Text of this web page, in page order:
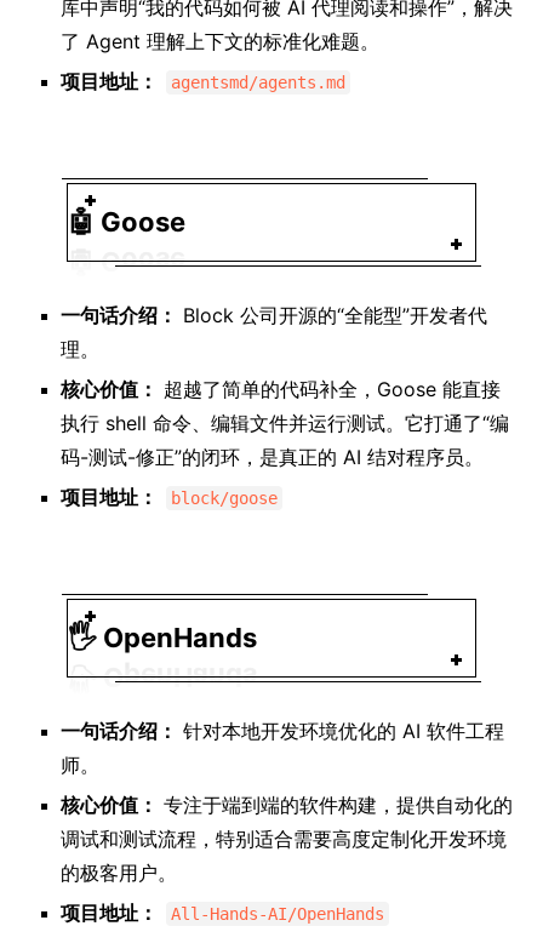
库中声明“我的代码如何被 AI 代理阅读和操作”，解决
了 Agent 理解上下文的标准化难题。
项目地址：
agentsmd/agents.md
🤖 Goose
一句话介绍： Block 公司开源的“全能型”开发者代
理。
核心价值： 超越了简单的代码补全，Goose 能直接
执行 shell 命令、编辑文件并运行测试。它打通了“编
码-测试-修正”的闭环，是真正的 AI 结对程序员。
项目地址：
block/goose
🖐️ OpenHands
一句话介绍： 针对本地开发环境优化的 AI 软件工程
师。
核心价值： 专注于端到端的软件构建，提供自动化的
调试和测试流程，特别适合需要高度定制化开发环境
的极客用户。
项目地址：
All-Hands-AI/OpenHands